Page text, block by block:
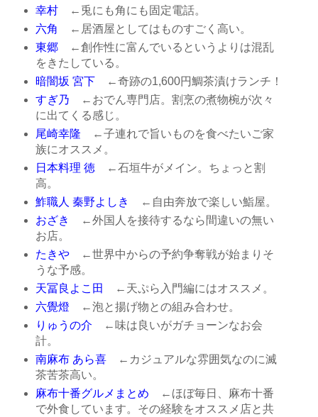
幸村←兎にも角にも固定電話。
六角 ←居酒屋としてはものすごく高い。
東郷←創作性に富んでいるというよりは混乱
をきたしている。
暗闇坂 宮下←奇跡の1,600円鯛茶漬けランチ！
すぎ乃 ←おでん専門店。割烹の煮物椀が次々
に出てくる感じ。
尾崎幸隆 ←子連れで旨いものを食べたいご家
族にオススメ。
日本料理 徳←石垣牛がメイン。ちょっと割
高。
鮓職人 秦野よしき
←自由奔放で楽しい鮨屋。
おざき
←外国人を接待するなら間違いの無い
お店。
たきや←世界中からの予約争奪戦が始まりそ
うな予感。
天冨良よこ田
←天ぷら入門編にはオススメ。
六覺燈 ←泡と揚げ物との組み合わせ。
りゅうの介 ←味は良いがガチョーンなお会
計。
南麻布 あら喜←カジュアルな雰囲気なのに滅
茶苦茶高い。
麻布十番グルメまとめ ←ほぼ毎日、麻布十番
で外食しています。その経験をオススメ店と共